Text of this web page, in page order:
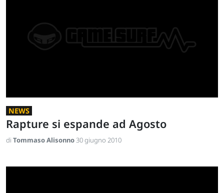
NEWS
Rapture si espande ad Agosto
di Tommaso Alisonno30 giugno 2010